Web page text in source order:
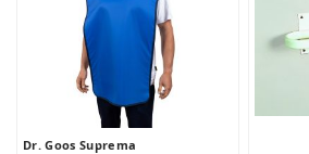
Dr. Goos Suprema